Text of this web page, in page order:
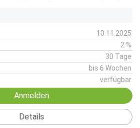
10.11.2025
2 %
30 Tage
bis 6 Wochen
verfügbar
Anmelden
Details